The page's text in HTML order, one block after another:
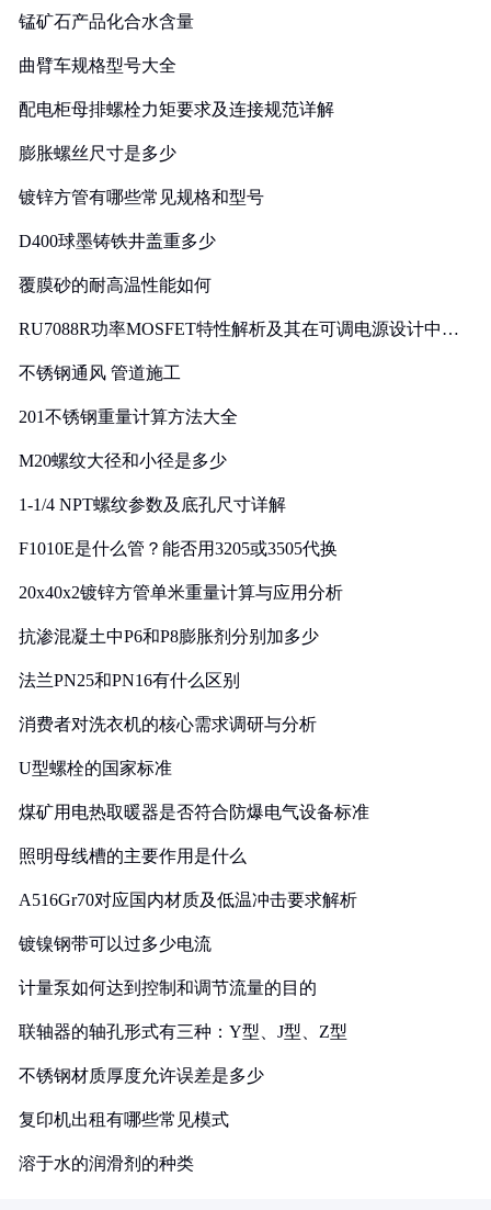
锰矿石产品化合水含量
曲臂车规格型号大全
配电柜母排螺栓力矩要求及连接规范详解
膨胀螺丝尺寸是多少
镀锌方管有哪些常见规格和型号
D400球墨铸铁井盖重多少
覆膜砂的耐高温性能如何
RU7088R功率MOSFET特性解析及其在可调电源设计中的
不锈钢通风 管道施工
201不锈钢重量计算方法大全
M20螺纹大径和小径是多少
1-1/4 NPT螺纹参数及底孔尺寸详解
F1010E是什么管？能否用3205或3505代换
20x40x2镀锌方管单米重量计算与应用分析
抗渗混凝土中P6和P8膨胀剂分别加多少
法兰PN25和PN16有什么区别
消费者对洗衣机的核心需求调研与分析
U型螺栓的国家标准
煤矿用电热取暖器是否符合防爆电气设备标准
照明母线槽的主要作用是什么
A516Gr70对应国内材质及低温冲击要求解析
镀镍钢带可以过多少电流
计量泵如何达到控制和调节流量的目的
联轴器的轴孔形式有三种：Y型、J型、Z型
不锈钢材质厚度允许误差是多少
复印机出租有哪些常见模式
溶于水的润滑剂的种类